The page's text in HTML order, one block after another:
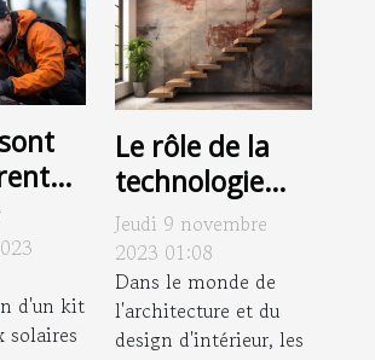
d'un kit
solaires
Le rôle de la
technologie
dans la
conception
contemporaine
des escaliers
Jeudi 9 novembre
2023 01:08
Dans le monde de
l'architecture et du
design d'intérieur, les